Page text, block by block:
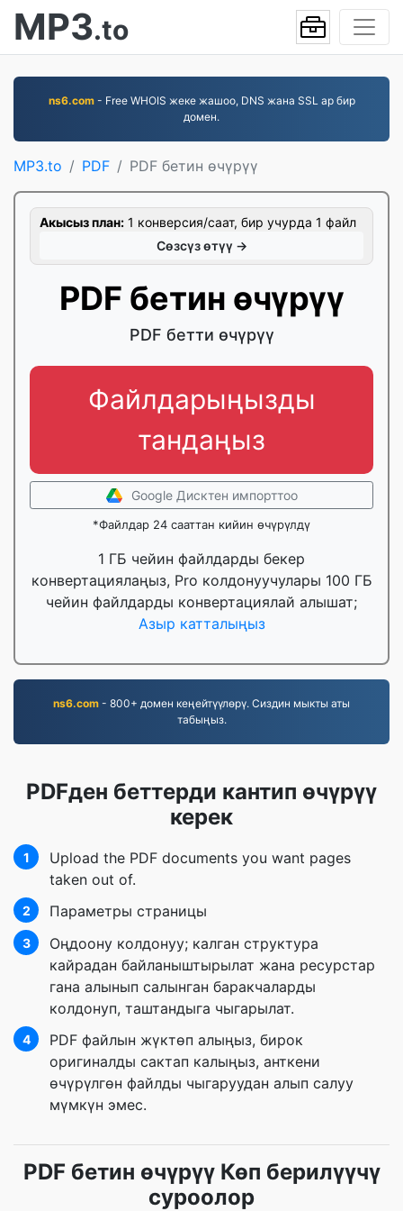
MP3.to
ns6.com- Free WHOIS жеке жашоо, DNS жана SSL ар бир
домен.
MP3.to PDF PDF бетин өчүрүү
Акысыз план: 1 конверсия/саат, бир учурда 1 файл
Сөзсүз өтүү →
PDF бетин өчүрүү
PDF бетти өчүрүү
Файлдарыңызды
тандаңыз
Google Дисктен импорттоо
*Файлдар 24 сааттан кийин өчүрүлдү
1 ГБ чейин файлдарды бекер
конвертациялаңыз, Pro колдонуучулары 100 ГБ
чейин файлдарды конвертациялай алышат;
Азыр катталыңыз
ns6.com - 800+ домен кеңейтүүлөрү. Сиздин мыкты аты
табыңыз.
PDFден беттерди кантип өчүрүү
керек
1
Upload the PDF documents you want pages
taken out of.
2 Параметры страницы
3
Оңдоону колдонуу; калган структура
кайрадан байланыштырылат жана ресурстар
гана алынып салынган баракчаларды
колдонуп, таштандыга чыгарылат.
4
PDF файлын жүктөп алыңыз, бирок
оригиналды сактап калыңыз, анткени
өчүрүлгөн файлды чыгаруудан алып салуу
мүмкүн эмес.
PDF бетин өчүрүү Көп берилүүчү
суроолор